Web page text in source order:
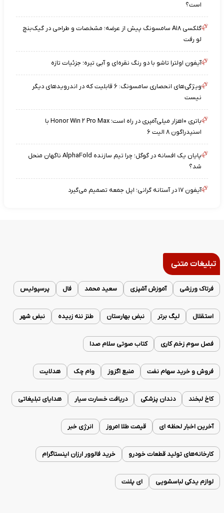
است؟
گلکسی A۱۸ سامسونگ پیش از عرضه؛ مشخصات و طراحی در گیک‌بنچ
لو رفت
آیفون اولترا تاشو با دو رنگ نقره‌ای و آبی تیره؛ جزئیات تازه
ویژگی‌های انحصاری سامسونگ: ۶ قابلیت که در اندرویدهای دیگر
نیست
باتری ۱۰هزار میلی‌آمپری در راه است؛ Honor Win ۲ Pro Max با
اسنپدراگون ۸ الیت ۶
پایان یک افسانه در گوگل؛ چرا تیم سازنده AlphaFold ناگهان منحل
شد؟
آیفون ۱۷ در آستانه گرانی؛ اپل جمعه تصمیم می‌گیرد
تبلیغات متنی
فرتاک ورزشی آموزش آشپزی سعید محمد فال پرسپولیس
استقلال لیگ برتر نبض بهارستان طنز ننه زبیده نبض شهر
فصل سوم زخم کاری کتاب صوتی سلام صدا
فروش و خرید سهام نفت منبع اگزوز وام چک هدلایت
کاخ لبخند دندان پزشکی دریافت خسارت سیار هدایای تبلیغاتی
آخرین اخبار لحظه ای قیمت طلا امروز انرژی خبر
کارخانه‌های تولید قطعات خودرو خرید فالوور ارزان اینستاگرام
لوازم یدکی لباسشویی ای پلنت